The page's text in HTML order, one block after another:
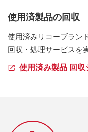
使用済製品の回収
使用済みリコーブラン
回収・処理サービスを
使用済み製品 回収